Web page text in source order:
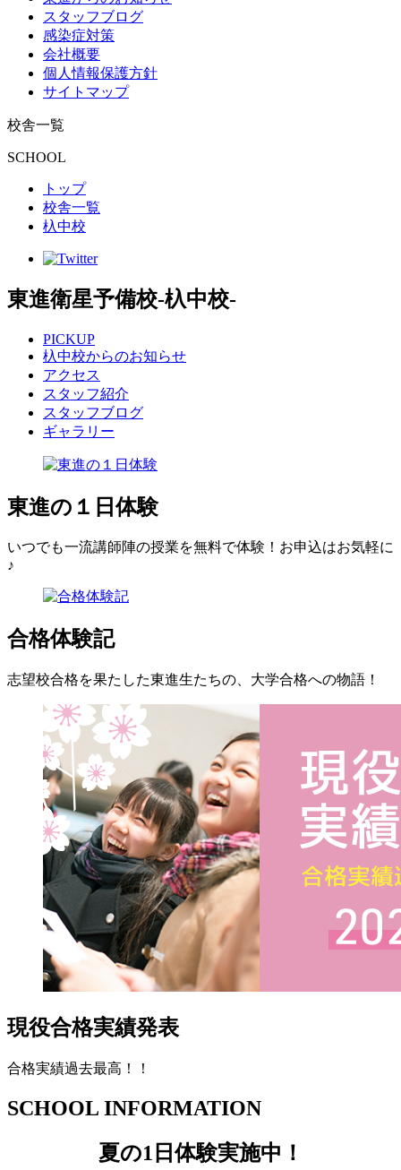
スタッフブログ
感染症対策
会社概要
個人情報保護方針
サイトマップ
校舎一覧
SCHOOL
トップ
校舎一覧
杁中校
東進衛星予備校-杁中校-
PICKUP
杁中校からのお知らせ
アクセス
スタッフ紹介
スタッフブログ
ギャラリー
東進の１日体験
いつでも一流講師陣の授業を無料で体験！お申込はお気軽に
♪
合格体験記
志望校合格を果たした東進生たちの、大学合格への物語！
現役合格実績発表
合格実績過去最高！！
SCHOOL INFORMATION
夏の1日体験実施中！